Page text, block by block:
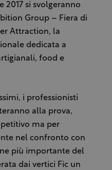
2017 si svolgeranno
Group – Fiera di
Attraction, la
dedicata a
food e
i professionisti
alla prova,
ma per
nel confronto con
più importante del
dai vertici Fic un